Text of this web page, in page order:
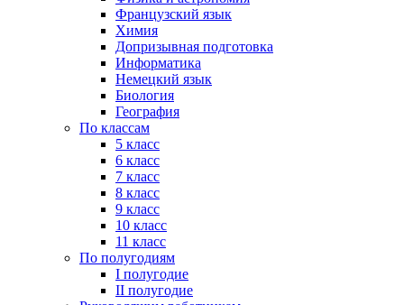
Французский язык
Химия
Допризывная подготовка
Информатика
Немецкий язык
Биология
География
По классам
5 класс
6 класс
7 класс
8 класс
9 класс
10 класс
11 класс
По полугодиям
I полугодие
II полугодие